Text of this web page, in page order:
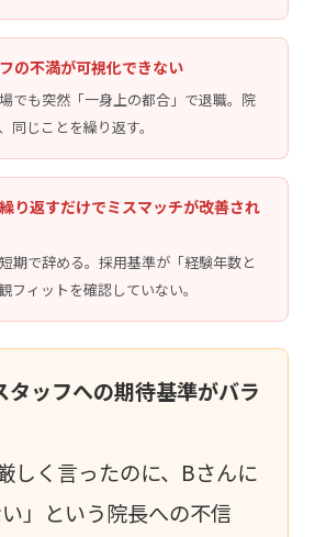
の不満が可視化できない
でも突然「一身上の都合」で退職。院
同じことを繰り返す。
り返すだけでミスマッチが改善され
期で辞める。採用基準が「経験年数と
フィットを確認していない。
ッフへの期待基準がバラ
しく言ったのに、Bさんに
」という院長への不信